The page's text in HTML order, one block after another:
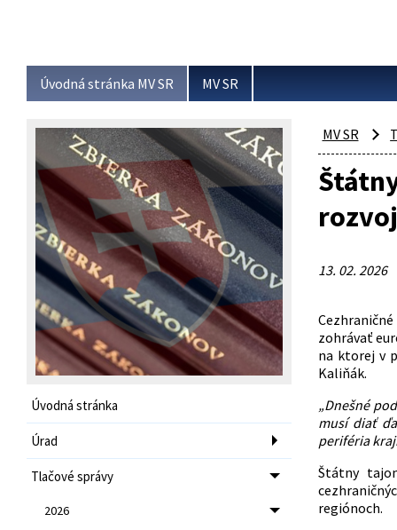
Úvodná stránka MV SR MV SR
Úvodná stránka
Úrad
Tlačové správy
2026
MV SR
13. 02. 2026
zohrávať
na ktorej v
Kaliňák.
„Dnešné
musí diať
periféria
Štátny
regiónoch.